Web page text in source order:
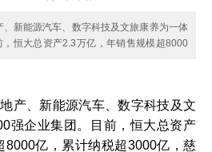
新能源汽车、数字科技及文旅康养为一体
恒大总资产2.3万亿，年销售规模超8000
、新能源汽车、数字科技及文
强企业集团。目前，恒大总资产
8000亿，累计纳税超3000亿，慈